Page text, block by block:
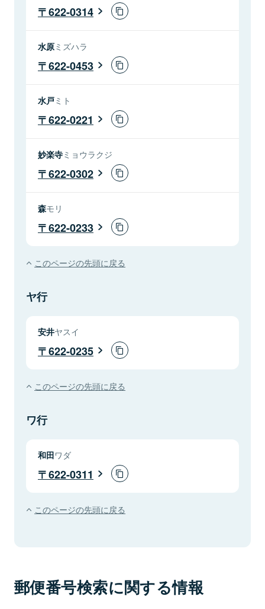
622-0314
水原ミズハラ
622-0453
水戸ミト
622-0221
妙楽寺ミョウラクジ
622-0302
森モリ
622-0233
このページの先頭に戻る
ヤ行
安井ヤスイ
622-0235
このページの先頭に戻る
ワ行
和田ワダ
622-0311
このページの先頭に戻る
郵便番号検索に関する情報